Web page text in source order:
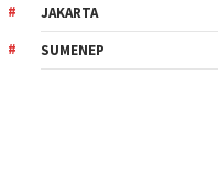
JAKARTA
SUMENEP